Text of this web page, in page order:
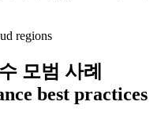
regions
모범 사례
best practices